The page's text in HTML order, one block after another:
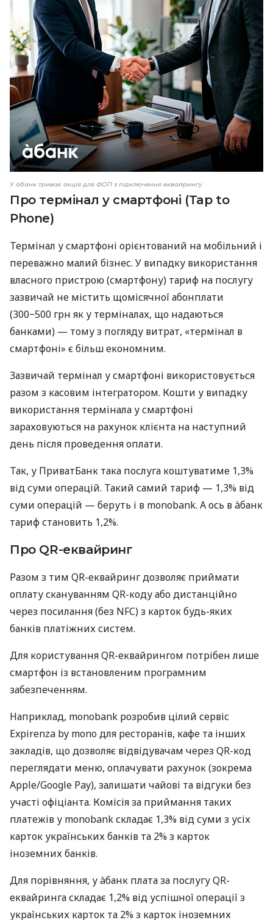
У àбанк триває акція для ФОП з підключення еквайрингу
Про термінал у смартфоні (Tap to
Phone)
Термінал у смартфоні орієнтований на мобільний і
переважно малий бізнес. У випадку використання
власного пристрою (смартфону) тариф на послугу
зазвичай не містить щомісячної абонплати
(300−500 грн як у терміналах, що надаються
банками) — тому з погляду витрат, «термінал в
смартфоні» є більш економним.
Зазвичай термінал у смартфоні використовується
разом з касовим інтегратором. Кошти у випадку
використання термінала у смартфоні
зараховуються на рахунок клієнта на наступний
день після проведення оплати.
Так, у ПриватБанк така послуга коштуватиме 1,3%
від суми операцій. Такий самий тариф — 1,3% від
суми операцій — беруть і в monobank. А ось в àбанк
тариф становить 1,2%.
Про QR-еквайринг
Разом з тим QR-еквайринг дозволяє приймати
оплату скануванням QR-коду або дистанційно
через посилання (без NFC) з карток будь-яких
банків платіжних систем.
Для користування QR-еквайрингом потрібен лише
смартфон із встановленим програмним
забезпеченням.
Наприклад, monobank розробив цілий сервіс
Expirenza by mono для ресторанів, кафе та інших
закладів, що дозволяє відвідувачам через QR-код
переглядати меню, оплачувати рахунок (зокрема
Apple/Google Pay), залишати чайові та відгуки без
участі офіціанта. Комісія за приймання таких
платежів у monobank складає 1,3% від суми з усіх
карток українських банків та 2% з карток
іноземних банків.
Для порівняння, у àбанк плата за послугу QR-
еквайринга складає 1,2% від успішної операції з
українських карток та 2% з карток іноземних